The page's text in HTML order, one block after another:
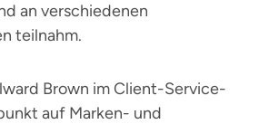
an verschiedenen
teilnahm.
Brown im Client-Service-
auf Marken- und